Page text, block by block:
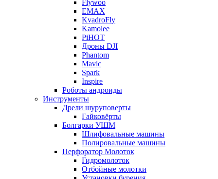
Flywoo
EMAX
KvadroFly
Kamolee
PiHOT
Дроны DJI
Phantom
Mavic
Spark
Inspire
Роботы андроиды
Инструменты
Дрели шуруповерты
Гайковёрты
Болгарки УШМ
Шлифовальные машины
Полировальные машины
Перфоратор Молоток
Гидромолоток
Отбойные молотки